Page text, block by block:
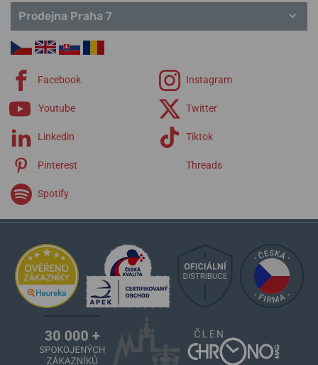
Prodejna Praha 7
Facebook Instagram
Youtube Twitter
Linkedin Tiktok
Pinterest Threads
Spotify